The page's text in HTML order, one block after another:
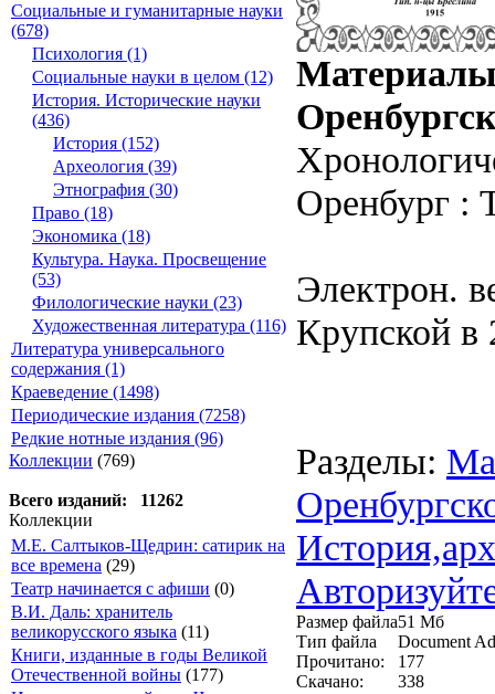
Социальные и гуманитарные науки
(678)
Психология (1)
Социальные науки в целом (12)
История. Исторические науки
(436)
История (152)
Археология (39)
Этнография (30)
Право (18)
Экономика (18)
Культура. Наука. Просвещение
(53)
Филологические науки (23)
Художественная литература (116)
Литература универсального
содержания (1)
Краеведение (1498)
Периодические издания (7258)
Редкие нотные издания (96)
Коллекции (769)
Всего изданий: 11262
Коллекции
М.Е. Салтыков-Щедрин: сатирик на
все времена (29)
Театр начинается с афиши (0)
В.И. Даль: хранитель
великорусского языка (11)
Книги, изданные в годы Великой
Отечественной войны (177)
Материалы
Оренбург :
Электрон.
Крупской в
Разделы:
Размер файла51 Мб
Тип файла
Document
Прочитано:
177
Скачано:
338